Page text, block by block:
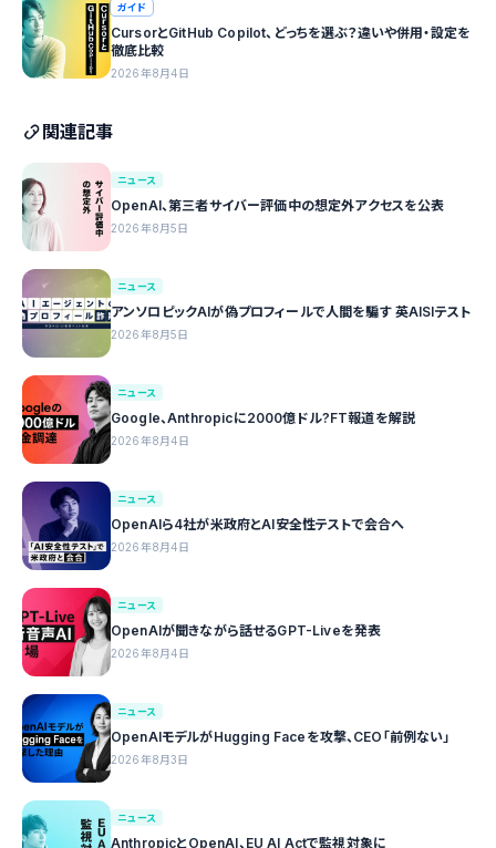
ガイド
CursorとGitHub Copilot、どっちを選ぶ？違いや併用・設定を
徹底比較
2026年8月4日
関連記事
ニュース
OpenAI、第三者サイバー評価中の想定外アクセスを公表
2026年8月5日
ニュース
アンソロピックAIが偽プロフィールで人間を騙す 英AISIテスト
2026年8月5日
ニュース
Google、Anthropicに2000億ドル?FT報道を解説
2026年8月4日
ニュース
OpenAIら4社が米政府とAI安全性テストで会合へ
2026年8月4日
ニュース
OpenAIが聞きながら話せるGPT-Liveを発表
2026年8月4日
ニュース
OpenAIモデルがHugging Faceを攻撃、CEO「前例ない」
2026年8月3日
ニュース
AnthropicとOpenAI、EU AI Actで監視対象に